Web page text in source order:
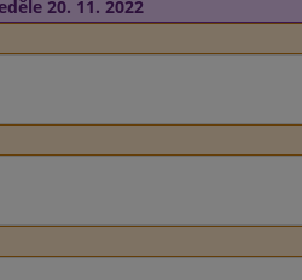
20. 11. 2022